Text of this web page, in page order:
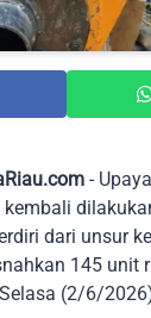
-
kembali
dari unsur
145 unit
(2/6/